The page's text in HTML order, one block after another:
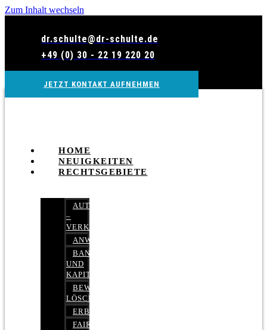
Zum Inhalt wechseln
dr.schulte@dr-schulte.de
+49 (0) 30 - 22 19 220 20
JETZT KONTAKT AUFNEHMEN
HOME
NEUIGKEITEN
RECHTSGEBIETE
AUTOBETRUG
–
VERKEHRSRECHT
ANWALTSHAFTUNGSRECHT
BANK-
UND
KAPITALMARKTRECHT
BEWERTUNGEN
LÖSCHEN
ERBRECHT
FAIRMIETEN